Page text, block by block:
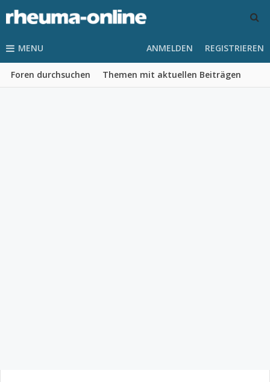
MENU
Foren durchsuchen Themen mit aktuellen Beiträgen
ANMELDEN REGISTRIEREN